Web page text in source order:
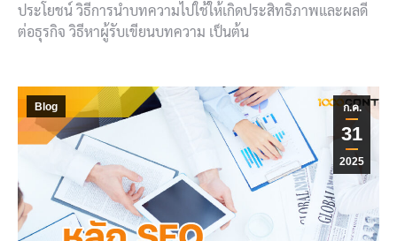
ประโยชน์ วิธีการนำบทความไปใช้ให้เกิดประสิทธิภาพและผลดี
ต่อธุรกิจ วิธีหาผู้รับเขียนบทความ เป็นต้น
ก.ค.
31
2025
Blog